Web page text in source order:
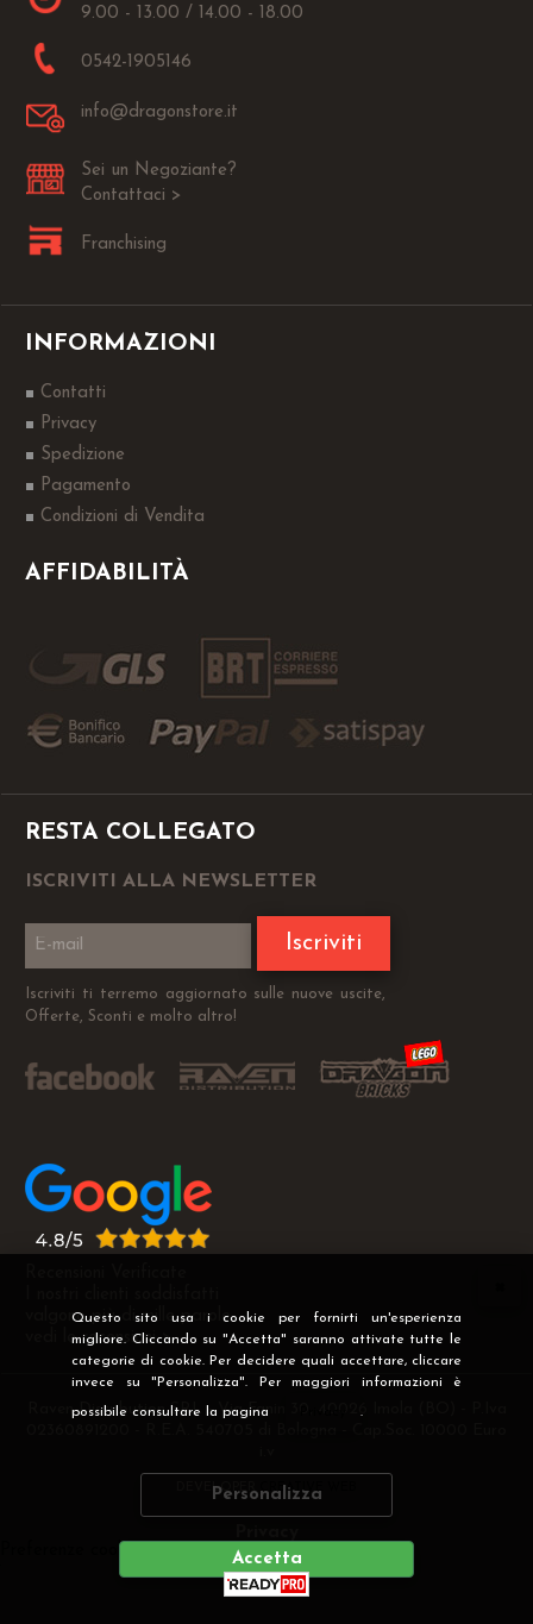
Questo sito usa i cookie per fornirti un'esperienza
migliore. Cliccando su "Accetta" saranno attivate tutte le
categorie di cookie. Per decidere quali accettare, cliccare
invece su "Personalizza". Per maggiori informazioni è
possibile consultare la pagina .
Personalizza
Accetta
9.00 - 13.00 / 14.00 - 18.00
0542-1905146
info@dragonstore.it
Sei un Negoziante?
Contattaci >
Franchising
INFORMAZIONI
Contatti
Privacy
Spedizione
Pagamento
Condizioni di Vendita
AFFIDABILITÀ
RESTA COLLEGATO
ISCRIVITI ALLA NEWSLETTER
Iscriviti
Iscriviti ti terremo aggiornato sulle nuove uscite,
Offerte, Sconti e molto altro!
valgono più di mille parole
vedi le recensioni >
Raven Distribution SRL - Via Fanin 30, 40026 Imola (BO) - P.Iva
DEVELOPER CREATIVE WEB